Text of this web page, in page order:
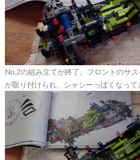
No.2の組み立てが終了。フロントのサ
が取り付けられ、シャシーっぽくなって